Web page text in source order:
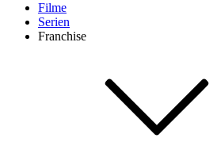
Filme
Serien
Franchise